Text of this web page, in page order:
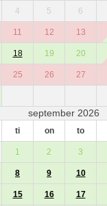
4 5 6
11 12 13
18 19 20
25 26 27
september 2026
ti on to
1 2 3
8 9 10
15 16 17